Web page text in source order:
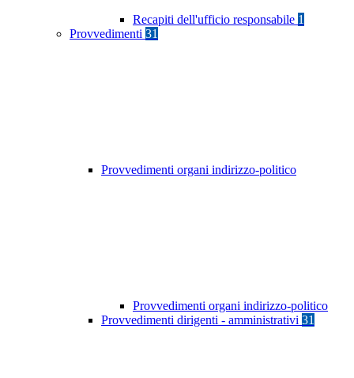
Recapiti dell'ufficio responsabile 1
Provvedimenti 31
Provvedimenti organi indirizzo-politico
Provvedimenti organi indirizzo-politico
Provvedimenti dirigenti - amministrativi 31